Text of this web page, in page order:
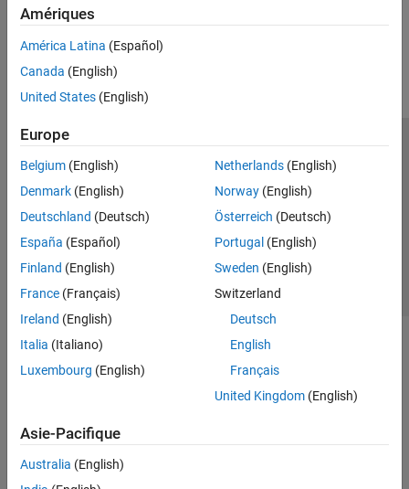
Amériques
América Latina (Español)
Canada (English)
United States (English)
Europe
Belgium (English)
Denmark (English)
Deutschland (Deutsch)
España (Español)
Finland (English)
France (Français)
Ireland (English)
Italia (Italiano)
Luxembourg (English)
Netherlands(English)
Norway(English)
Österreich (Deutsch)
Portugal (English)
Sweden (English)
Switzerland
Deutsch
English
Français
United Kingdom(English)
Asie-Pacifique
Australia (English)
Lutte anti-piratage
Contacts locaux
© 1994-2026 The MathWorks, Inc.